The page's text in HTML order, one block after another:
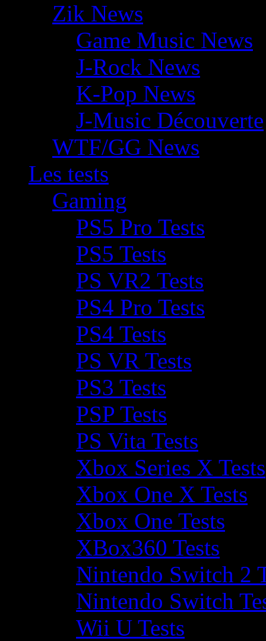
Zik News
Game Music News
J-Rock News
K-Pop News
J-Music Découverte
WTF/GG News
Les tests
Gaming
PS5 Pro Tests
PS5 Tests
PS VR2 Tests
PS4 Pro Tests
PS4 Tests
PS VR Tests
PS3 Tests
PSP Tests
PS Vita Tests
Xbox Series X Tests
Xbox One X Tests
Xbox One Tests
XBox360 Tests
Nintendo Switch 2
Nintendo Switch
Wii U Tests